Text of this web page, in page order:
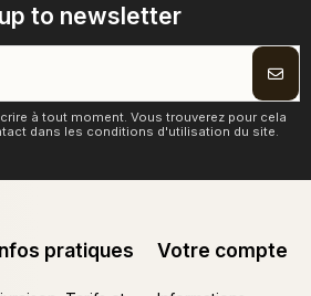
to newsletter
à tout moment. Vous trouverez pour cela
dans les conditions d'utilisation du site.
pratiques Votre compte